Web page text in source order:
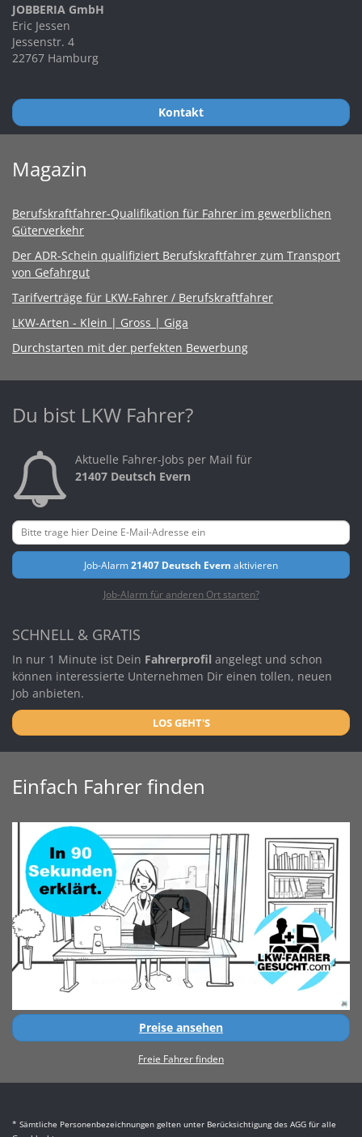
JOBBERIA GmbH
Eric Jessen
Jessenstr. 4
22767 Hamburg
Kontakt
Magazin
Berufskraftfahrer-Qualifikation für Fahrer im gewerblichen
Güterverkehr
Der ADR-Schein qualifiziert Berufskraftfahrer zum Transport
von Gefahrgut
Tarifverträge für LKW-Fahrer / Berufskraftfahrer
LKW-Arten - Klein | Gross | Giga
Durchstarten mit der perfekten Bewerbung
Du bist LKW Fahrer?
Aktuelle Fahrer-Jobs per Mail für
21407 Deutsch Evern
Job-Alarm21407 Deutsch Evern aktivieren
Job-Alarm für anderen Ort starten?
SCHNELL & GRATIS
In nur 1 Minute ist Dein Fahrerprofil angelegt und schon
können interessierte Unternehmen Dir einen tollen, neuen
Job anbieten.
LOS GEHT'S
Einfach Fahrer finden
Preise ansehen
Freie Fahrer finden
* Sämtliche Personenbezeichnungen gelten unter Berücksichtigung des AGG für alle